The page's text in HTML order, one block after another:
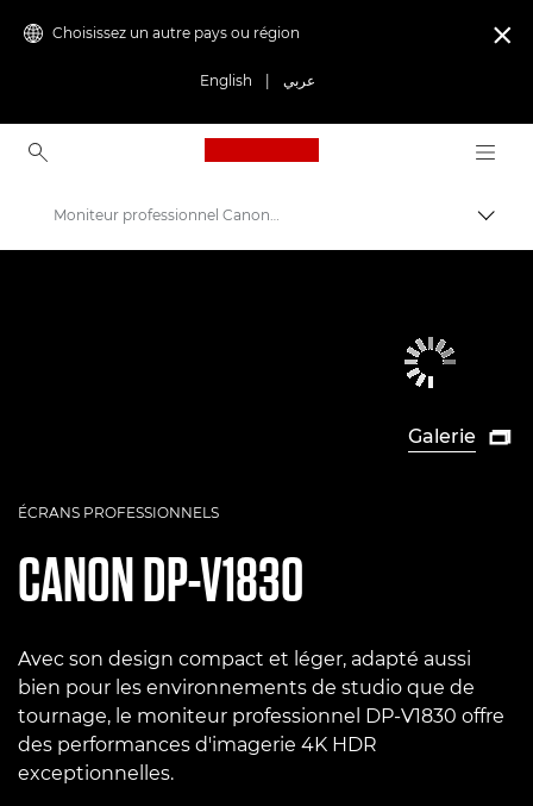
Choisissez un autre pays ou région
English عربي

Canon Logo, back to
Moniteur professionnel Canon DP-V1830
Galerie 
ÉCRANS PROFESSIONNELS
CANONDP-V1830
Avec son design compact et léger, adapté aussi
bien pour les environnements de studio que de
tournage, le moniteur professionnel DP-V1830 offre
des performances d'imagerie 4K HDR
exceptionnelles.